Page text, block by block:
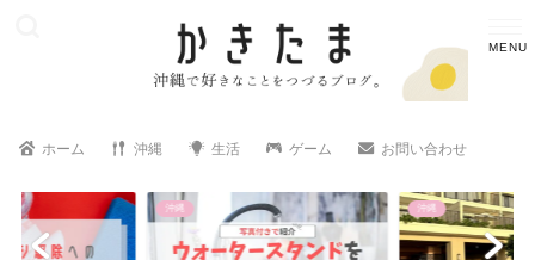
ホーム 沖縄 生活 ゲーム お問い合わせ
沖縄 沖縄